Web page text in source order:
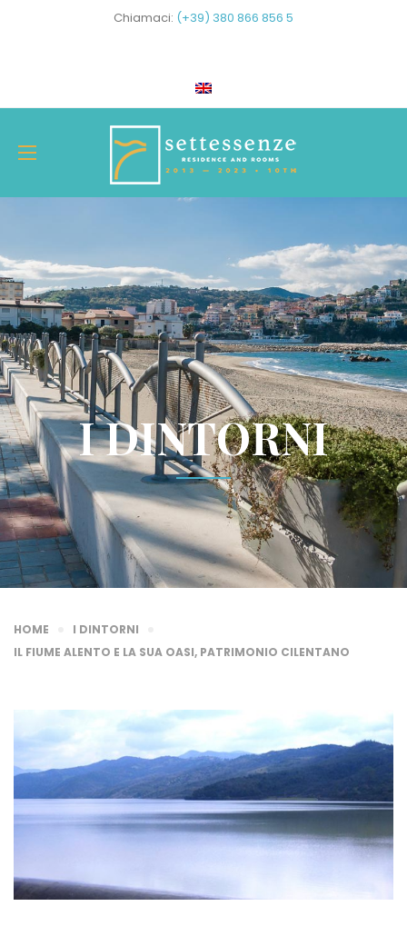
Chiamaci: (+39) 380 866 856 5
I DINTORNI
HOME
I DINTORNI
IL FIUME ALENTO E LA SUA OASI, PATRIMONIO CILENTANO